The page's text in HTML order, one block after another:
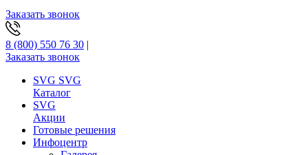
Заказать звонок
8 (800) 550 76 30 |
Заказать звонок
SVG SVG
Каталог
SVG
Акции
Готовые решения
Инфоцентр